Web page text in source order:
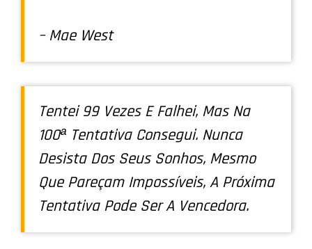
– Mae West
Tentei 99 Vezes E Falhei, Mas Na
100ª Tentativa Consegui. Nunca
Desista Dos Seus Sonhos, Mesmo
Que Pareçam Impossíveis, A Próxima
Tentativa Pode Ser A Vencedora.